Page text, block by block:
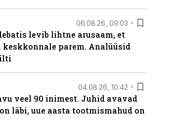
06.08.26, 09:03
levib lihtne arusaam, et
parem. Analüüsid
04.08.26, 10:42
veel 90 inimest. Juhid avavad
läbi, uue aasta tootmismahud on